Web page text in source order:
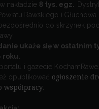
nakładzie 8 tys. egz.
Rawskiego i Głuchowa.
do skrzynek
ukaże się w ostatnim
roku.
i gazecie
opublikować ogłoszenie
współpracy.